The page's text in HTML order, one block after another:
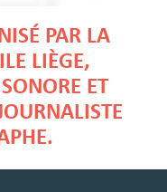
PAR LA
LIÈGE,
ET